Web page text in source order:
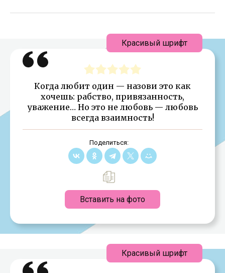
Когда любит один — назови это как
хочешь: рабство, привязанность,
уважение… Но это не любовь — любовь
всегда взаимность!
Поделиться:
Вставить на фото
Красивый шрифт
Красивый шрифт